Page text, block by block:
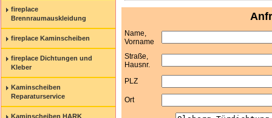
fireplace
Brennraumauskleidung
fireplace Kaminscheiben
fireplace Dichtungen und
Kleber
Kaminscheiben
Reparaturservice
Kaminscheiben HARK
Name,
Vorname
Straße,
Hausnr.
PLZ
Ort